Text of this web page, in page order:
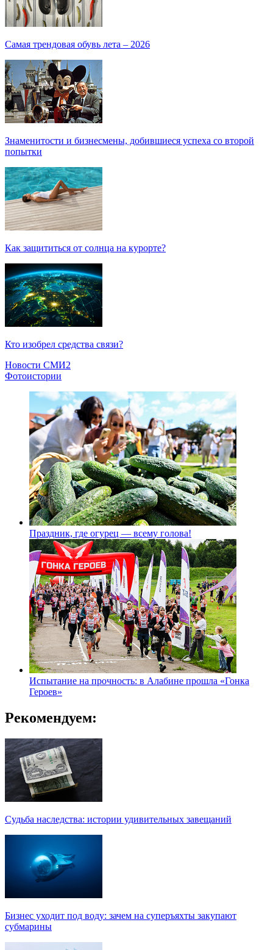
Самая трендовая обувь лета – 2026
Знаменитости и бизнесмены, добившиеся успеха со второй
попытки
Как защититься от солнца на курорте?
Кто изобрел средства связи?
Новости СМИ2
Фотоистории
Праздник, где огурец — всему голова!
Испытание на прочность: в Алабине прошла «Гонка
Героев»
Рекомендуем:
Судьба наследства: истории удивительных завещаний
Бизнес уходит под воду: зачем на суперъяхты закупают
субмарины